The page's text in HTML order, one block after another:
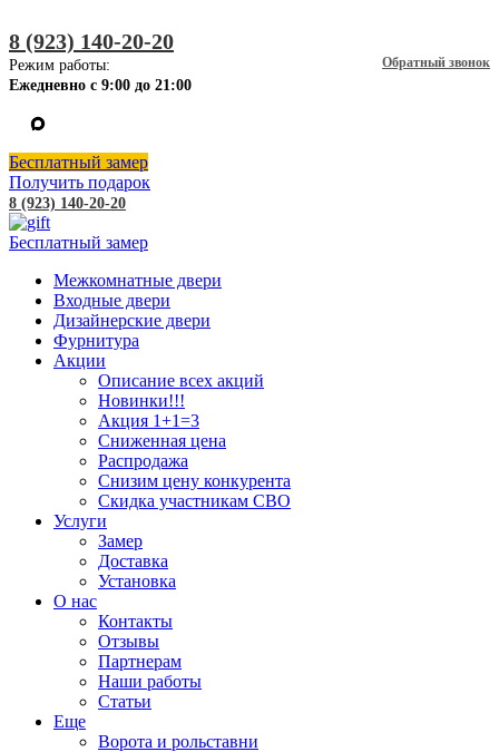
8 (923) 140-20-20
Обратный звонок
Режим работы:
Ежедневно с 9:00 до 21:00
Бесплатный замер
Получить подарок
8 (923) 140-20-20
Бесплатный замер
Межкомнатные двери
Входные двери
Дизайнерские двери
Фурнитура
Акции
Описание всех акций
Новинки!!!
Акция 1+1=3
Сниженная цена
Распродажа
Снизим цену конкурента
Скидка участникам СВО
Услуги
Замер
Доставка
Установка
О нас
Контакты
Отзывы
Партнерам
Наши работы
Статьи
Еще
Ворота и рольставни